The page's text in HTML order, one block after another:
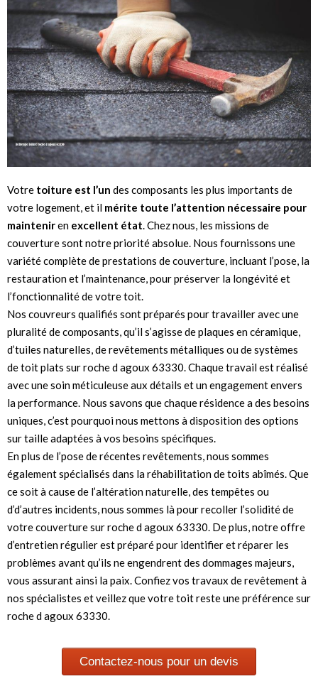
Votre toiture est l’un des composants les plus importants de
votre logement, et il mérite toute l’attention nécessaire pour
mainteniren excellent état. Chez nous, les missions de
couverture sont notre priorité absolue. Nous fournissons une
variété complète de prestations de couverture, incluant l’pose, la
restauration et l’maintenance, pour préserver la longévité et
l’fonctionnalité de votre toit.
Nos couvreurs qualifiés sont préparés pour travailler avec une
pluralité de composants, qu’il s’agisse de plaques en céramique,
d’tuiles naturelles, de revêtements métalliques ou de systèmes
de toit plats sur roche d agoux 63330. Chaque travail est réalisé
avec une soin méticuleuse aux détails et un engagement envers
la performance. Nous savons que chaque résidence a des besoins
uniques, c’est pourquoi nous mettons à disposition des options
sur taille adaptées à vos besoins spécifiques.
En plus de l’pose de récentes revêtements, nous sommes
également spécialisés dans la réhabilitation de toits abîmés. Que
ce soit à cause de l’altération naturelle, des tempêtes ou
d’d’autres incidents, nous sommes là pour recoller l’solidité de
votre couverture sur roche d agoux 63330. De plus, notre offre
d’entretien régulier est préparé pour identifier et réparer les
problèmes avant qu’ils ne engendrent des dommages majeurs,
vous assurant ainsi la paix. Confiez vos travaux de revêtement à
nos spécialistes et veillez que votre toit reste une préférence sur
roche d agoux 63330.
Contactez-nous pour un devis